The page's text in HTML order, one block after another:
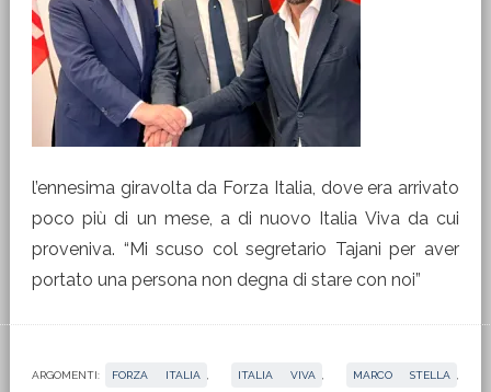
l’ennesima giravolta da Forza Italia, dove era arrivato
poco più di un mese, a di nuovo Italia Viva da cui
proveniva. “Mi scuso col segretario Tajani per aver
portato una persona non degna di stare con noi”
ARGOMENTI: FORZA ITALIA ITALIA VIVA MARCO STELLA